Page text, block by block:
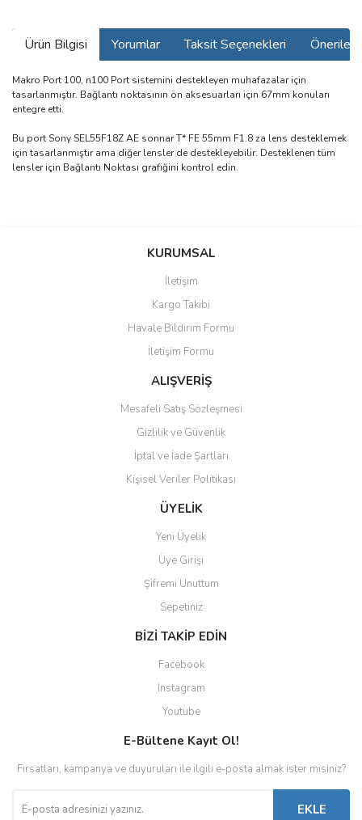
Ürün Bilgisi Yorumlar Taksit Seçenekleri
Makro Port 100, n100 Port sistemini destekleyen muhafazalar için
tasarlanmıştır. Bağlantı noktasının ön aksesuarları için 67mm konuları
entegre etti.
Bu port Sony SEL55F18Z AE sonnar T* FE 55mm F1.8 za lens desteklemek
için tasarlanmıştır ama diğer lensler de destekleyebilir. Desteklenen tüm
lensler için Bağlantı Noktası grafiğini kontrol edin.
Bu ürüne ilk yorumu siz yapın!
Ürün resmi kalitesiz, bozuk veya görüntülenemiyor.
Ürün açıklamasında eksik bilgiler bulunuyor.
Ürün bilgilerinde hatalar bulunuyor.
Ürün fiyatı diğer sitelerden daha pahalı.
Gönder
KURUMSAL
İletişim
Kargo Takibi
Havale Bildirim Formu
İletişim Formu
ALIŞVERİŞ
Mesafeli Satış Sözleşmesi
Gizlilik ve Güvenlik
İptal ve İade Şartları
Kişisel Veriler Politikası
ÜYELİK
Yeni Üyelik
Üye Girişi
Şifremi Unuttum
Sepetiniz
BİZİ TAKİP EDİN
Facebook
Instagram
Youtube
E-Bültene Kayıt Ol!
Fırsatları, kampanya ve duyuruları ile ilgili e-posta almak ister misiniz?
EKLE